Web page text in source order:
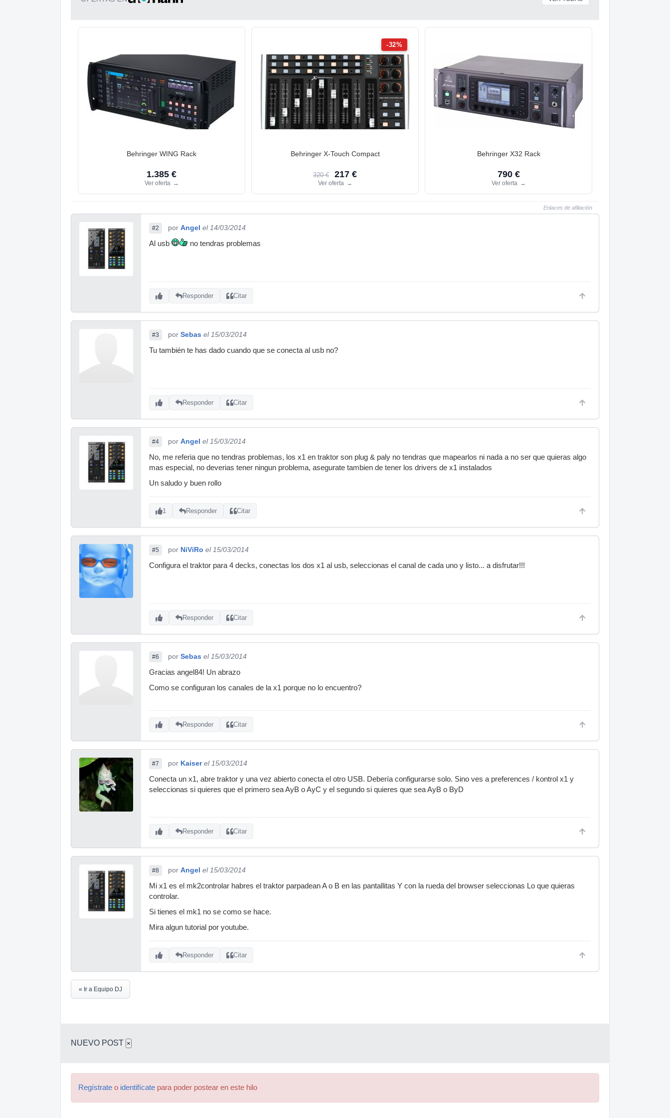
Behringer WING Rack
1.385 €
Ver oferta →
-32%
Behringer X-Touch Compact
320 € 217 €
Ver oferta →
Behringer X32 Rack
790 €
Ver oferta →
Enlaces de afiliación
#2 por Angel el 14/03/2014
Al usb
no tendras problemas
Responder Citar
#3 por Sebas el 15/03/2014
Tu también te has dado cuando que se conecta al usb no?
Responder Citar
#4 por Angel el 15/03/2014
No, me referia que no tendras problemas, los x1 en traktor son plug & paly no tendras que mapearlos ni nada a no ser que quieras algo
mas especial, no deverias tener ningun problema, asegurate tambien de tener los drivers de x1 instalados
Un saludo y buen rollo
1 Responder Citar
#5 por NiViRo el 15/03/2014
Configura el traktor para 4 decks, conectas los dos x1 al usb, seleccionas el canal de cada uno y listo... a disfrutar!!!
Responder Citar
#6 por Sebas el 15/03/2014
Gracias angel84! Un abrazo
Como se configuran los canales de la x1 porque no lo encuentro?
Responder Citar
#7 por Kaiser el 15/03/2014
Conecta un x1, abre traktor y una vez abierto conecta el otro USB. Debería configurarse solo. Sino ves a preferences / kontrol x1 y
seleccionas si quieres que el primero sea AyB o AyC y el segundo si quieres que sea AyB o ByD
Responder Citar
#8 por Angel el 15/03/2014
Mi x1 es el mk2controlar habres el traktor parpadean A o B en las pantallitas Y con la rueda del browser seleccionas Lo que quieras
controlar.
Si tienes el mk1 no se como se hace.
Mira algun tutorial por youtube.
Responder Citar
« Ir a Equipo DJ
NUEVO POST ×
Regístrate o identifícate para poder postear en este hilo